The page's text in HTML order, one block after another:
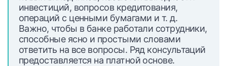
инвестиций, вопросов кредитования,
операций с ценными бумагами и т. д.
Важно, чтобы в банке работали сотрудники,
способные ясно и простыми словами
ответить на все вопросы. Ряд консультаций
предоставляется на платной основе.